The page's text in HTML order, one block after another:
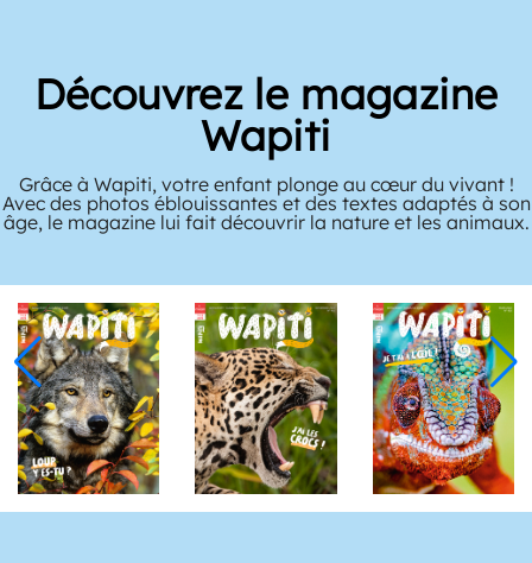
Découvrez le magazine
Wapiti
Grâce à Wapiti, votre enfant plonge au cœur du vivant !
Avec des photos éblouissantes et des textes adaptés à son
âge, le magazine lui fait découvrir la nature et les animaux.